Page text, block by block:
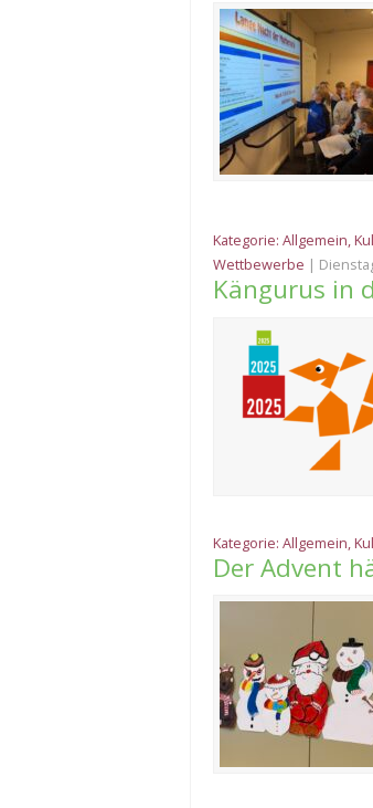
Kategorie: Allgemein,
Wettbewerbe |
Kängurus in
Kategorie: Allgemein
Der Advent